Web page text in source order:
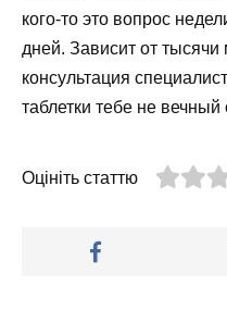
кого-то это вопрос
дней. Зависит от
консультация
таблетки тебе не
Оцініть статтю